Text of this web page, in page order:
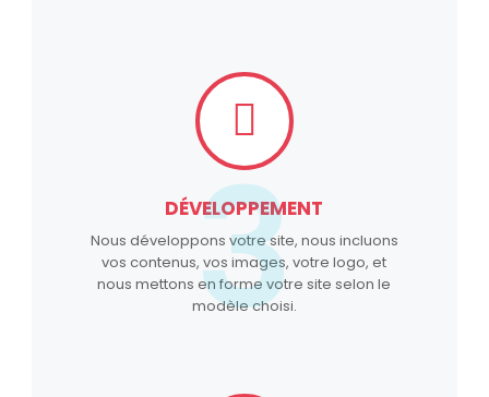
DÉVELOPPEMENT
Nous développons votre site, nous incluons
vos contenus, vos images, votre logo, et
nous mettons en forme votre site selon le
modèle choisi.
3